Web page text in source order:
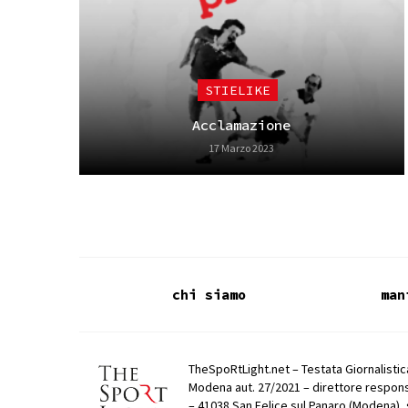
STIELIKE
Acclamazione
17 Marzo 2023
chi siamo
TheSpoRtLight.net – Testata
Modena aut. 27/2021 – direttore